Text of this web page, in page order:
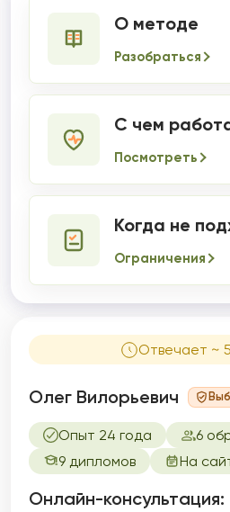
О методе
Разобраться
С чем
Посмотреть
Когда не
Ограничения
Отвечает ~
Олег Вилорьевич
Опыт 24 года
6
9 дипломов
На
Онлайн-консультация: